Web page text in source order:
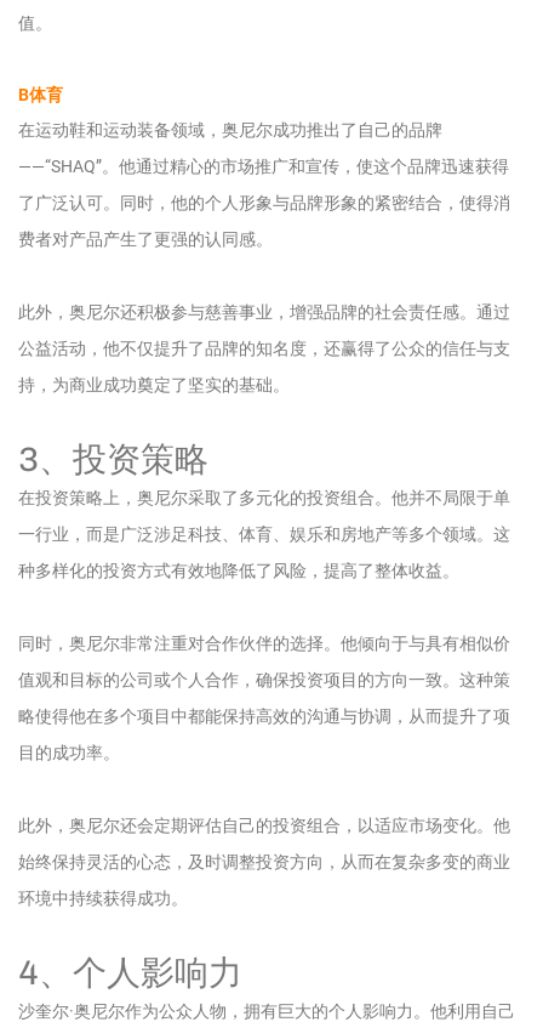
值。
B体育
在运动鞋和运动装备领域，奥尼尔成功推出了自己的品牌
——“SHAQ”。他通过精心的市场推广和宣传，使这个品牌迅速获得
了广泛认可。同时，他的个人形象与品牌形象的紧密结合，使得消
费者对产品产生了更强的认同感。
此外，奥尼尔还积极参与慈善事业，增强品牌的社会责任感。通过
公益活动，他不仅提升了品牌的知名度，还赢得了公众的信任与支
持，为商业成功奠定了坚实的基础。
3、投资策略
在投资策略上，奥尼尔采取了多元化的投资组合。他并不局限于单
一行业，而是广泛涉足科技、体育、娱乐和房地产等多个领域。这
种多样化的投资方式有效地降低了风险，提高了整体收益。
同时，奥尼尔非常注重对合作伙伴的选择。他倾向于与具有相似价
值观和目标的公司或个人合作，确保投资项目的方向一致。这种策
略使得他在多个项目中都能保持高效的沟通与协调，从而提升了项
目的成功率。
此外，奥尼尔还会定期评估自己的投资组合，以适应市场变化。他
始终保持灵活的心态，及时调整投资方向，从而在复杂多变的商业
环境中持续获得成功。
4、个人影响力
沙奎尔·奥尼尔作为公众人物，拥有巨大的个人影响力。他利用自己